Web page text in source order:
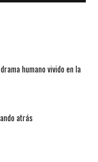
humano vivido en la
atrás